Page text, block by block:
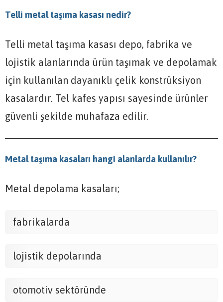
Telli metal taşıma kasası nedir?
Telli metal taşıma kasası depo, fabrika ve
lojistik alanlarında ürün taşımak ve depolamak
için kullanılan dayanıklı çelik konstrüksiyon
kasalardır. Tel kafes yapısı sayesinde ürünler
güvenli şekilde muhafaza edilir.
Metal taşıma kasaları hangi alanlarda kullanılır?
Metal depolama kasaları;
fabrikalarda
lojistik depolarında
otomotiv sektöründe